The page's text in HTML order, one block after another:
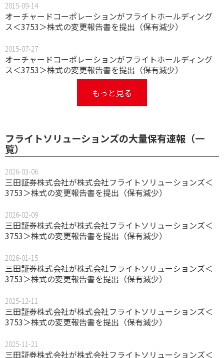
2015-09-14
オーチャードコーポレーションがフライトホールディング
ス＜3753＞株式の変更報告書を提出（保有減少）
2015-07-27
オーチャードコーポレーションがフライトホールディング
ス＜3753＞株式の変更報告書を提出（保有減少）
もっと見る
フライトソリューションズの大量保有速報（一
覧）
2026-03-06
三田証券株式会社が株式会社フライトソリューションズ＜
3753＞株式の変更報告書を提出（保有減少）
2026-02-09
三田証券株式会社が株式会社フライトソリューションズ＜
3753＞株式の変更報告書を提出（保有減少）
2026-01-15
三田証券株式会社が株式会社フライトソリューションズ＜
3753＞株式の変更報告書を提出（保有減少）
2025-12-11
三田証券株式会社が株式会社フライトソリューションズ＜
3753＞株式の変更報告書を提出（保有減少）
2025-11-21
三田証券株式会社が株式会社フライトソリューションズ＜